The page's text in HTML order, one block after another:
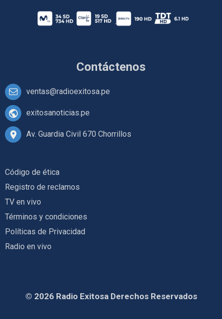
Contáctenos
ventas@radioexitosa.pe
exitosanoticias.pe
Av. Guardia Civil 670 Chorrillos
Código de ética
Registro de reclamos
TV en vivo
Términos y condiciones
Políticas de Privacidad
Radio en vivo
© 2026 Radio Exitosa Derechos Reservados